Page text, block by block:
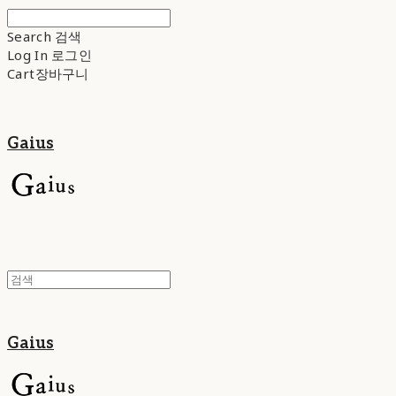
Search 검색
Log In 로그인
Cart장바구니
Gaius
Gaius